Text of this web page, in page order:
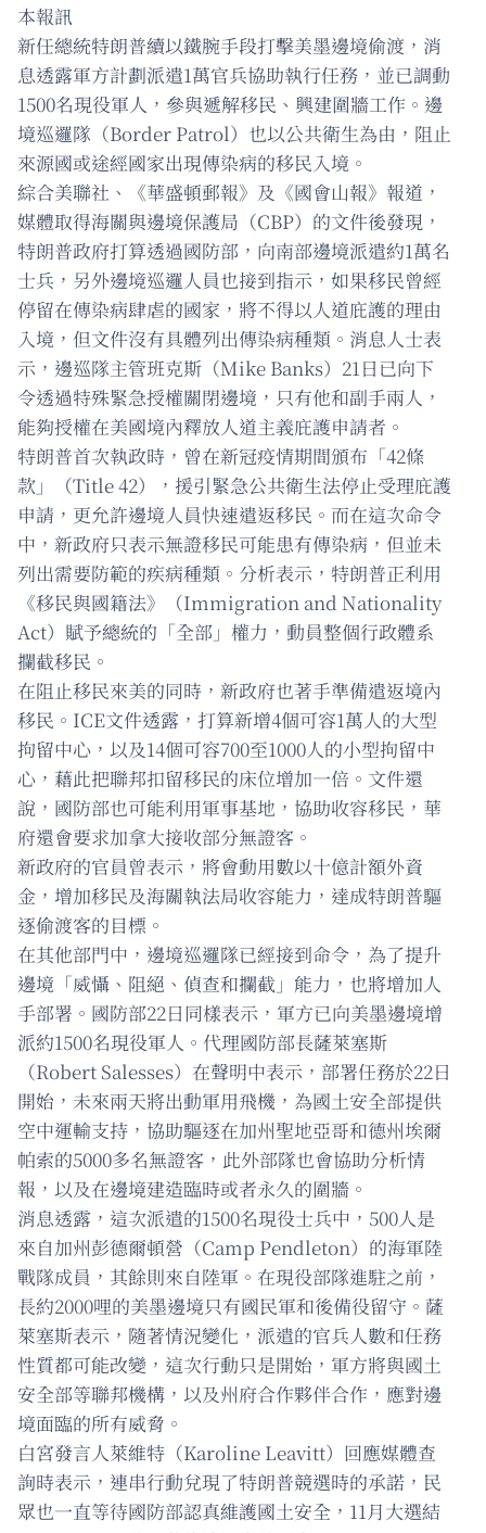
本報訊
新任總統特朗普續以鐵腕手段打擊美墨邊境偷渡，消
息透露軍方計劃派遣1萬官兵協助執行任務，並已調動
1500名現役軍人，參與遞解移民、興建圍牆工作。邊
境巡邏隊（Border Patrol）也以公共衛生為由，阻止
來源國或途經國家出現傳染病的移民入境。
綜合美聯社、《華盛頓郵報》及《國會山報》報道，
媒體取得海關與邊境保護局（CBP）的文件後發現，
特朗普政府打算透過國防部，向南部邊境派遣約1萬名
士兵，另外邊境巡邏人員也接到指示，如果移民曾經
停留在傳染病肆虐的國家，將不得以人道庇護的理由
入境，但文件沒有具體列出傳染病種類。消息人士表
示，邊巡隊主管班克斯（Mike Banks）21日已向下
令透過特殊緊急授權關閉邊境，只有他和副手兩人，
能夠授權在美國境內釋放人道主義庇護申請者。
特朗普首次執政時，曾在新冠疫情期間頒布「42條
款」（Title 42），援引緊急公共衛生法停止受理庇護
申請，更允許邊境人員快速遣返移民。而在這次命令
中，新政府只表示無證移民可能患有傳染病，但並未
列出需要防範的疾病種類。分析表示，特朗普正利用
《移民與國籍法》（Immigration and Nationality
Act）賦予總統的「全部」權力，動員整個行政體系
攔截移民。
在阻止移民來美的同時，新政府也著手準備遣返境內
移民。ICE文件透露，打算新增4個可容1萬人的大型
拘留中心，以及14個可容700至1000人的小型拘留中
心，藉此把聯邦扣留移民的床位增加一倍。文件還
說，國防部也可能利用軍事基地，協助收容移民，華
府還會要求加拿大接收部分無證客。
新政府的官員曾表示，將會動用數以十億計額外資
金，增加移民及海關執法局收容能力，達成特朗普驅
逐偷渡客的目標。
在其他部門中，邊境巡邏隊已經接到命令，為了提升
邊境「威懾、阻絕、偵查和攔截」能力，也將增加人
手部署。國防部22日同樣表示，軍方已向美墨邊境增
派約1500名現役軍人。代理國防部長薩萊塞斯
（Robert Salesses）在聲明中表示，部署任務於22日
開始，未來兩天將出動軍用飛機，為國土安全部提供
空中運輸支持，協助驅逐在加州聖地亞哥和德州埃爾
帕索的5000多名無證客，此外部隊也會協助分析情
報，以及在邊境建造臨時或者永久的圍牆。
消息透露，這次派遣的1500名現役士兵中，500人是
來自加州彭德爾頓營（Camp Pendleton）的海軍陸
戰隊成員，其餘則來自陸軍。在現役部隊進駐之前，
長約2000哩的美墨邊境只有國民軍和後備役留守。薩
萊塞斯表示，隨著情況變化，派遣的官兵人數和任務
性質都可能改變，這次行動只是開始，軍方將與國土
安全部等聯邦機構，以及州府合作夥伴合作，應對邊
境面臨的所有威脅。
白宮發言人萊維特（Karoline Leavitt）回應媒體查
詢時表示，連串行動兌現了特朗普競選時的承諾，民
眾也一直等待國防部認真維護國土安全，11月大選結